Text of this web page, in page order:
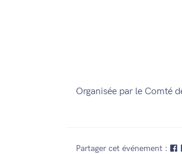
Organisée par le Comté
Partager cet événement :